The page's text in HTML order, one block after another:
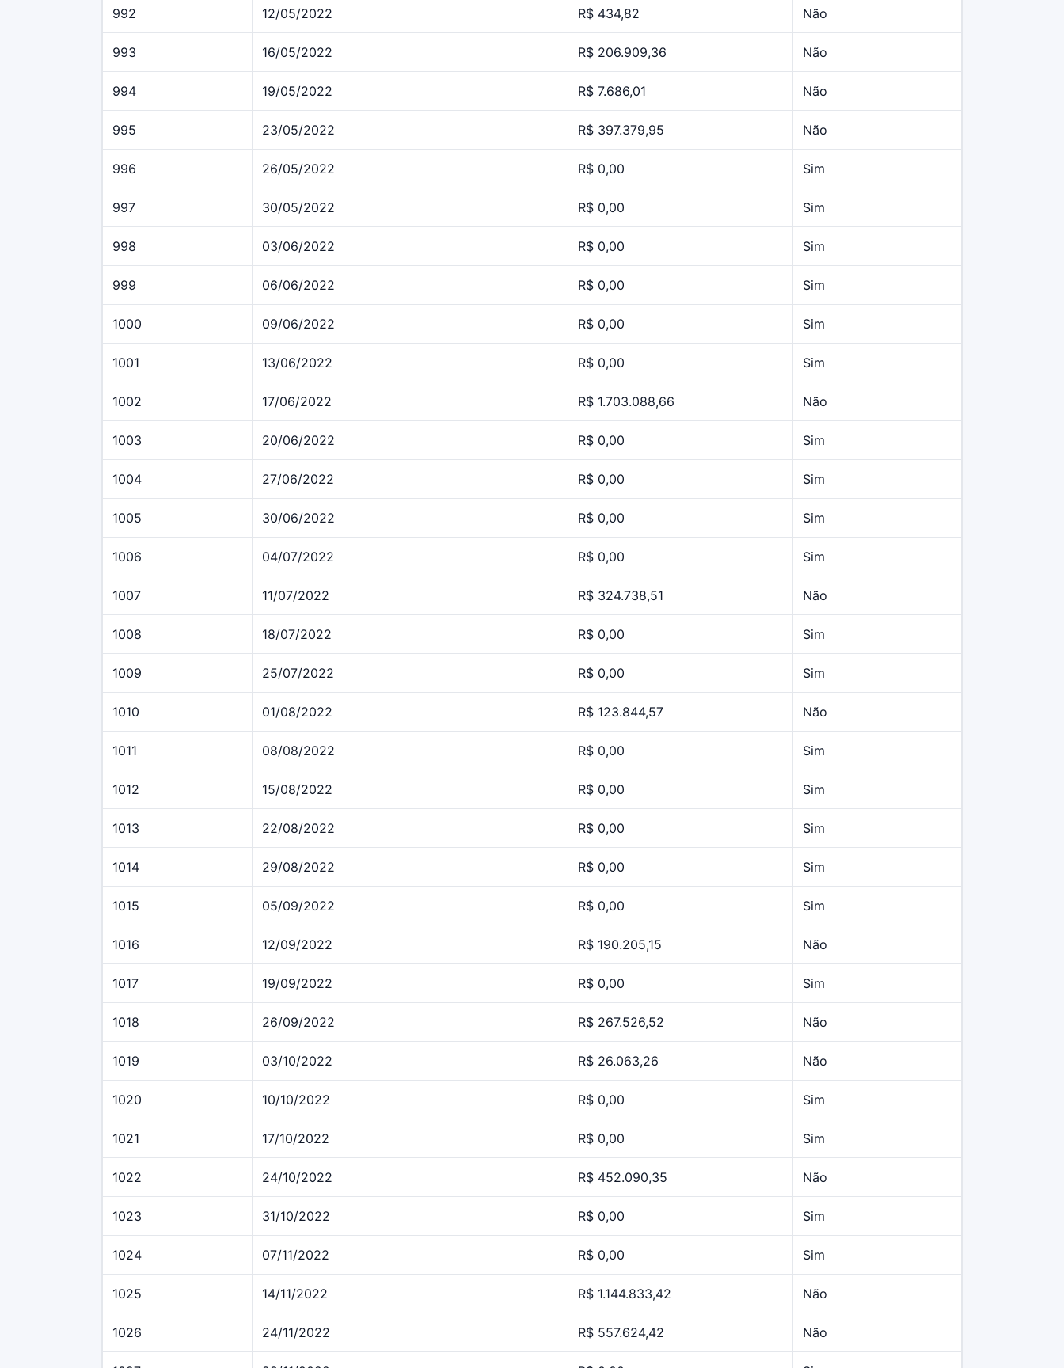
992 12/05/2022 R$ 434,82 Não
993 16/05/2022 R$ 206.909,36 Não
994 19/05/2022 R$ 7.686,01 Não
995 23/05/2022 R$ 397.379,95 Não
996 26/05/2022 R$ 0,00 Sim
997 30/05/2022 R$ 0,00 Sim
998 03/06/2022 R$ 0,00 Sim
999 06/06/2022 R$ 0,00 Sim
1000 09/06/2022 R$ 0,00 Sim
1001 13/06/2022 R$ 0,00 Sim
1002 17/06/2022 R$ 1.703.088,66 Não
1003 20/06/2022 R$ 0,00 Sim
1004 27/06/2022 R$ 0,00 Sim
1005 30/06/2022 R$ 0,00 Sim
1006 04/07/2022 R$ 0,00 Sim
1007 11/07/2022 R$ 324.738,51 Não
1008 18/07/2022 R$ 0,00 Sim
1009 25/07/2022 R$ 0,00 Sim
1010 01/08/2022 R$ 123.844,57 Não
1011 08/08/2022 R$ 0,00 Sim
1012 15/08/2022 R$ 0,00 Sim
1013 22/08/2022 R$ 0,00 Sim
1014 29/08/2022 R$ 0,00 Sim
1015 05/09/2022 R$ 0,00 Sim
1016 12/09/2022 R$ 190.205,15 Não
1017 19/09/2022 R$ 0,00 Sim
1018 26/09/2022 R$ 267.526,52 Não
1019 03/10/2022 R$ 26.063,26 Não
1020 10/10/2022 R$ 0,00 Sim
1021 17/10/2022 R$ 0,00 Sim
1022 24/10/2022 R$ 452.090,35 Não
1023 31/10/2022 R$ 0,00 Sim
1024 07/11/2022 R$ 0,00 Sim
1025 14/11/2022 R$ 1.144.833,42 Não
1026 24/11/2022 R$ 557.624,42 Não